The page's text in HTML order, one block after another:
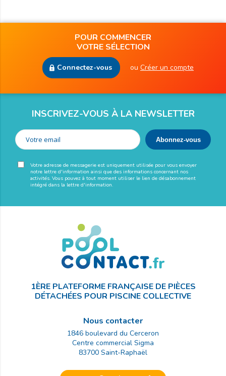
POUR COMMENCER
VOTRE SÉLECTION
Connectez-vous ou Créer un compte
INSCRIVEZ-VOUS À LA NEWSLETTER
Votre adresse de messagerie est uniquement utilisée pour vous envoyer
notre lettre d'information ainsi que des informations concernant nos
activités. Vous pouvez à tout moment utiliser le lien de désabonnement
intégré dans la lettre d'information.
1ÈRE PLATEFORME FRANÇAISE DE PIÈCES
DÉTACHÉES POUR PISCINE COLLECTIVE
Nous contacter
1846 boulevard du Cerceron
Centre commercial Sigma
83700 Saint-Raphaël